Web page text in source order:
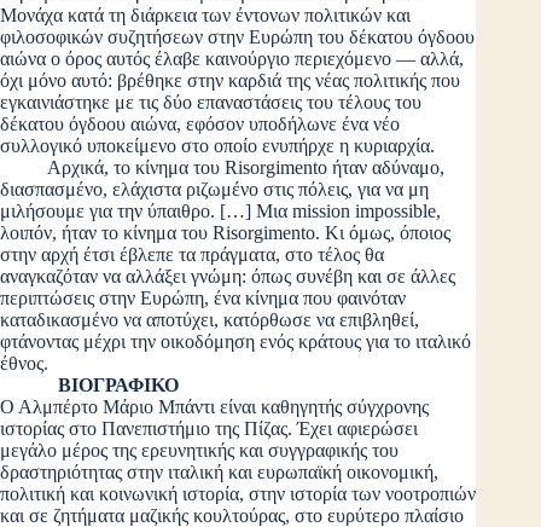
Μονάχα κατά τη διάρκεια των έντονων πολιτικών και
φιλοσοφικών συζητήσεων στην Ευρώπη του δέκατου όγδοου
αιώνα ο όρος αυτός έλαβε καινούργιο περιεχόμενο — αλλά,
όχι μόνο αυτό: βρέθηκε στην καρδιά της νέας πολιτικής που
εγκαινιάστηκε με τις δύο επαναστάσεις του τέλους του
δέκατου όγδοου αιώνα, εφόσον υποδήλωνε ένα νέο
συλλογικό υποκείμενο στο οποίο ενυπήρχε η κυριαρχία.
Αρχικά, το κίνημα του Risorgimento ήταν αδύναμο,
διασπασμένο, ελάχιστα ριζωμένο στις πόλεις, για να μη
μιλήσουμε για την ύπαιθρο. […] Μια mission impossible,
λοιπόν, ήταν το κίνημα του Risorgimento. Κι όμως, όποιος
στην αρχή έτσι έβλεπε τα πράγματα, στο τέλος θα
αναγκαζόταν να αλλάξει γνώμη: όπως συνέβη και σε άλλες
περιπτώσεις στην Ευρώπη, ένα κίνημα που φαινόταν
καταδικασμένο να αποτύχει, κατόρθωσε να επιβληθεί,
φτάνοντας μέχρι την οικοδόμηση ενός κράτους για το ιταλικό
έθνος.
ΒΙΟΓΡΑΦΙΚΟ
Ο Αλμπέρτο Μάριο Μπάντι είναι καθηγητής σύγχρονης
ιστορίας στο Πανεπιστήμιο της Πίζας. Έχει αφιερώσει
μεγάλο μέρος της ερευνητικής και συγγραφικής του
δραστηριότητας στην ιταλική και ευρωπαϊκή οικονομική,
πολιτική και κοινωνική ιστορία, στην ιστορία των νοοτροπιών
και σε ζητήματα μαζικής κουλτούρας, στο ευρύτερο πλαίσιο